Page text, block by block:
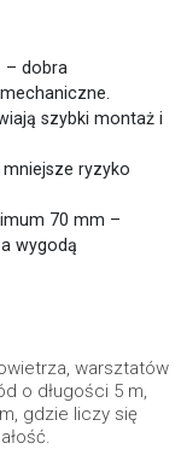
– dobra
szybki montaż i
ryzyko
70 mm –
wygodą
warsztatów
o długości 5 m,
gdzie liczy się